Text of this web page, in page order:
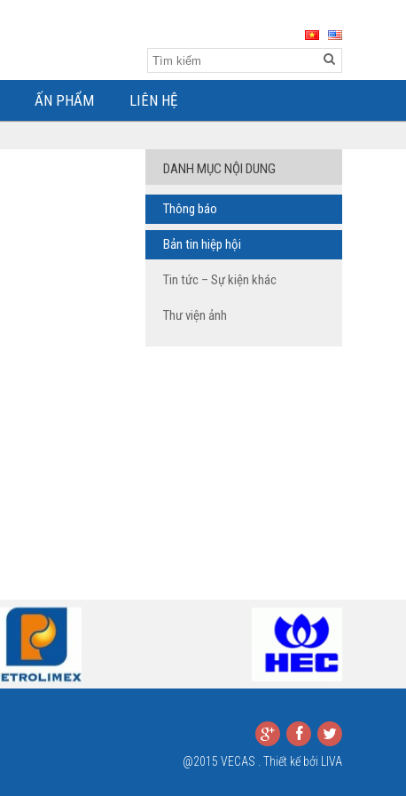
ẤN PHẨM LIÊN HỆ
DANH MỤC NỘI DUNG
Thông báo
Bản tin hiệp hội
Tin tức – Sự kiện khác
Thư viện ảnh
@2015 VECAS . Thiết kế bởi LIVA